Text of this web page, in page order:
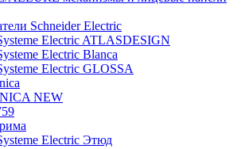
Schneider Electric
Electric ATLASDESIGN
Electric Blanca
Electric GLOSSA
NEW
Electric Этюд